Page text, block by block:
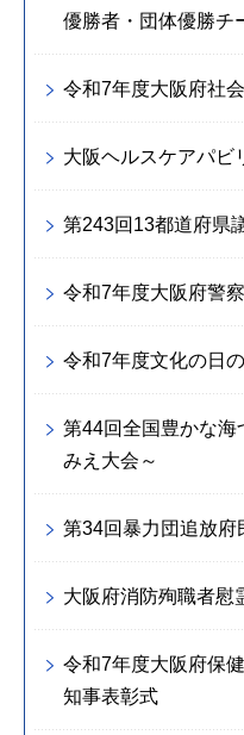
優勝者・団体優勝チ
令和7年度大阪府社
大阪ヘルスケアパビ
第243回13都道府県
令和7年度大阪府警
令和7年度文化の日
第44回全国豊かな海
みえ大会～
第34回暴力団追放府
大阪府消防殉職者慰
令和7年度大阪府保
知事表彰式